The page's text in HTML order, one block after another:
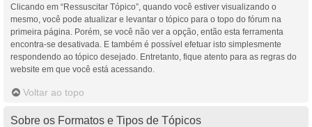
Clicando em “Ressuscitar Tópico”, quando você estiver visualizando o
mesmo, você pode atualizar e levantar o tópico para o topo do fórum na
primeira página. Porém, se você não ver a opção, então esta ferramenta
encontra-se desativada. E também é possível efetuar isto simplesmente
respondendo ao tópico desejado. Entretanto, fique atento para as regras do
website em que você está acessando.
Voltar ao topo
Sobre os Formatos e Tipos de Tópicos